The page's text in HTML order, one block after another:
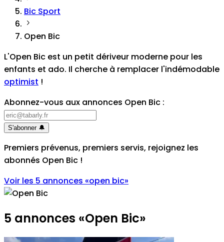
Bic Sport
Open Bic
L'Open Bic est un petit dériveur moderne pour les
enfants et ado. Il cherche à remplacer l'indémodable
optimist !
Abonnez-vous aux annonces Open Bic :
S'abonner 🔔
Premiers prévenus, premiers servis, rejoignez les
abonnés Open Bic !
Voir les 5 annonces «open bic»
5 annonces «Open Bic»